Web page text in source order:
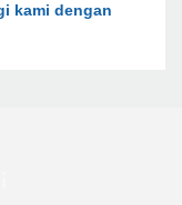
kami dengan